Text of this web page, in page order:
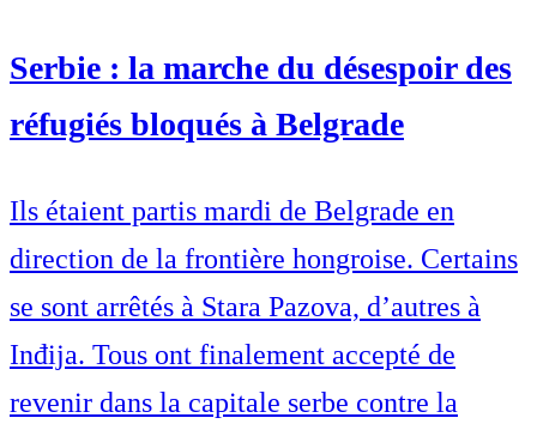
Serbie : la marche du désespoir des
réfugiés bloqués à Belgrade
Ils étaient partis mardi de Belgrade en
direction de la frontière hongroise. Certains
se sont arrêtés à Stara Pazova, d’autres à
Inđija. Tous ont finalement accepté de
revenir dans la capitale serbe contre la